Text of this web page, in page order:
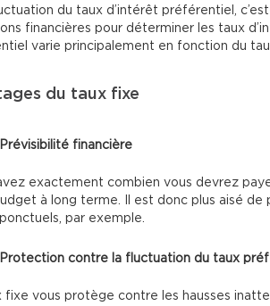
du taux d’intérêt préférentiel,
financières pour déterminer les taux
varie principalement en fonction du
du taux fixe
Prévisibilité financière
exactement combien vous devrez
à long terme. Il est donc plus aisé de
par exemple.
Protection contre la fluctuation du taux
fixe vous protège contre les hausses